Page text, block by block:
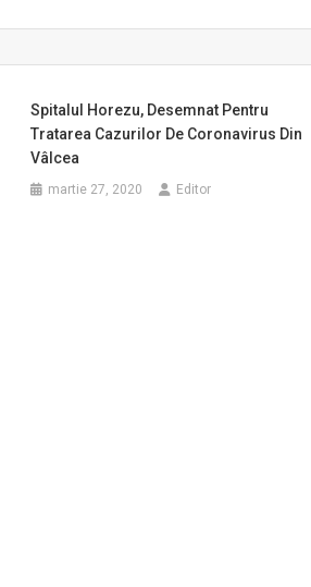
Spitalul Horezu, Desemnat Pentru
Tratarea Cazurilor De Coronavirus Din
Vâlcea
martie 27, 2020 Editor